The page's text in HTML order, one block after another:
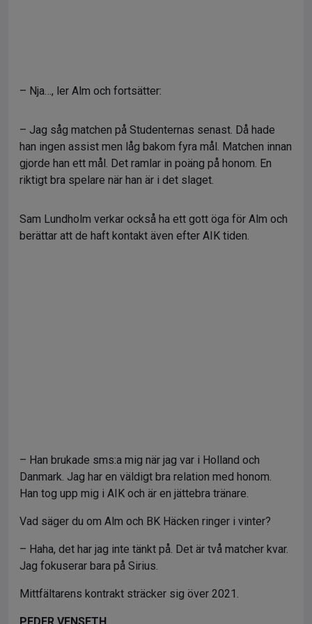
– Nja…, ler Alm och fortsätter:
– Jag såg matchen på Studenternas senast. Då hade
han ingen assist men låg bakom fyra mål. Matchen innan
gjorde han ett mål. Det ramlar in poäng på honom. En
riktigt bra spelare när han är i det slaget.
Sam Lundholm verkar också ha ett gott öga för Alm och
berättar att de haft kontakt även efter AIK tiden.
– Han brukade sms:a mig när jag var i Holland och
Danmark. Jag har en väldigt bra relation med honom.
Han tog upp mig i AIK och är en jättebra tränare.
Vad säger du om Alm och BK Häcken ringer i vinter?
– Haha, det har jag inte tänkt på. Det är två matcher kvar.
Jag fokuserar bara på Sirius.
Mittfältarens kontrakt sträcker sig över 2021.